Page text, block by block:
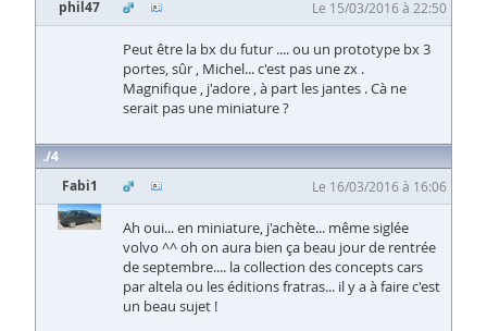
phil47
Le 15/03/2016 à 22:50
Peut être la bx du futur .... ou un prototype bx 3
portes, sûr , Michel... c'est pas une zx .
Magnifique , j'adore , à part les jantes . Cà ne
serait pas une miniature ?
4
Fabi1
Le 16/03/2016 à 16:06
Ah oui... en miniature, j'achète... même siglée
volvo ^^ oh on aura bien ça beau jour de rentrée
de septembre.... la collection des concepts cars
par altela ou les éditions fratras... il y a à faire c'est
un beau sujet !